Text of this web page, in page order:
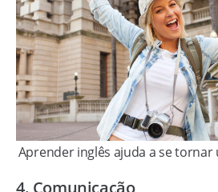
Aprender inglês ajuda a se
4. Comunicação